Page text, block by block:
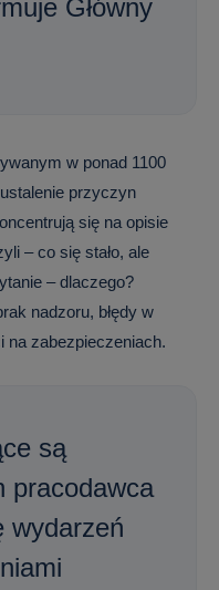
Główny
w ponad 1100
przyczyn
się na opisie
– co się stało, ale
– dlaczego?
nadzoru, błędy w
na zabezpieczeniach.
są
pracodawca
wydarzeń